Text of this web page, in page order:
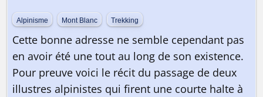
Alpinisme Mont Blanc Trekking
Cette bonne adresse ne semble cependant pas
en avoir été une tout au long de son existence.
Pour preuve voici le récit du passage de deux
illustres alpinistes qui firent une courte halte à